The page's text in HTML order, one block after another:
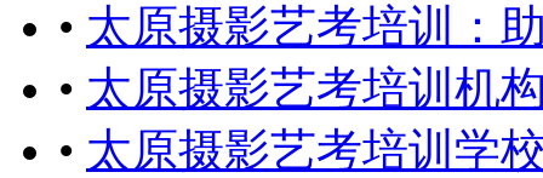
• 太原摄影艺考培训：
• 太原摄影艺考培训机
• 太原摄影艺考培训学